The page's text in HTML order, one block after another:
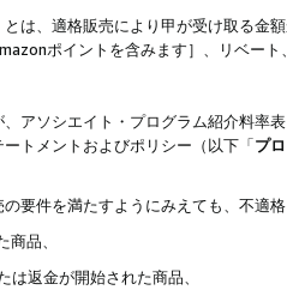
とは、適格販売により甲が受け取る金
ポイントを含みます］、リベー
アソシエイト・プログラム紹介料率
トメントおよびポリシー（以下「プ
要件を満たすようにみえても、不適
品、
返金が開始された商品、